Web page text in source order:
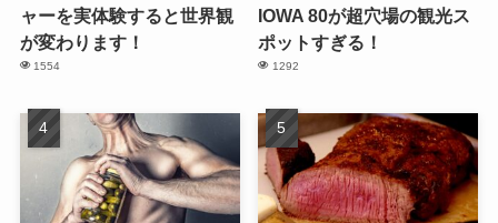
ャーを実体験すると世界観
が変わります！
1554
IOWA 80が超穴場の観光ス
ポットすぎる！
1292